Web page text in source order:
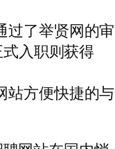
过了举贤网的审
入职则获得
站方便快捷的与